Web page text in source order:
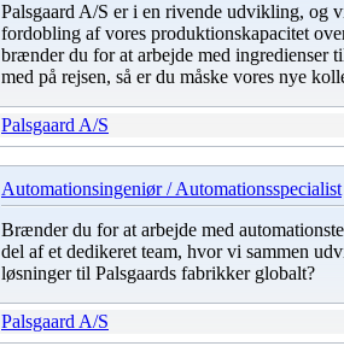
Palsgaard A/S er i en rivende udvikling, og
fordobling af vores produktionskapacitet
brænder du for at arbejde med ingredienser
med på rejsen, så er du måske vores nye
Palsgaard A/S
Automationsingeniør / Automationsspecialist
Brænder du for at arbejde med
del af et dedikeret team, hvor vi sammen
løsninger til Palsgaards fabrikker globalt?
Palsgaard A/S